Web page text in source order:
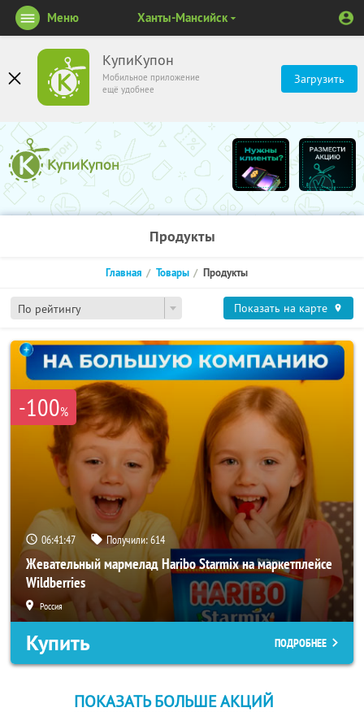
КупиКупон
Мобильное приложение
ещё удобнее
Загрузить
Меню Ханты-Мансийск
Продукты
По рейтингу
Главная Товары Продукты
Показать на карте
-100%
06:41:47 Получили:614
Жевательный мармелад Haribo Starmix на маркетплейсе
Wildberries
Россия
Купить ПОДРОБНЕЕ
ПОКАЗАТЬ БОЛЬШЕ АКЦИЙ